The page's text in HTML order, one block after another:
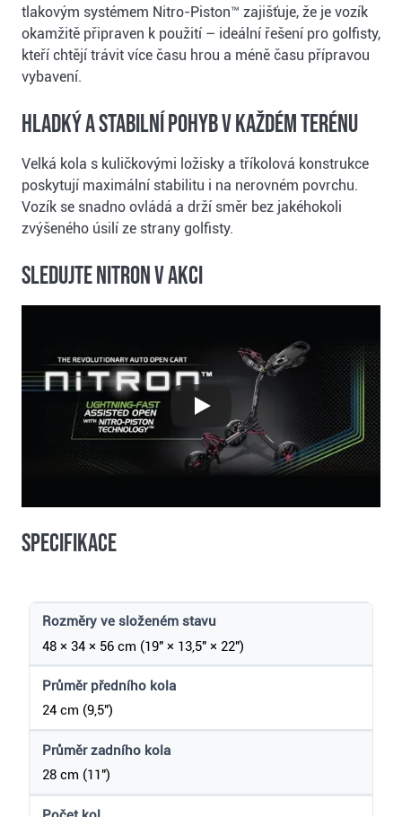
tlakovým systémem Nitro-Piston™ zajišťuje, že je vozík
okamžitě připraven k použití – ideální řešení pro golfisty,
kteří chtějí trávit více času hrou a méně času přípravou
vybavení.
Hladký a stabilní pohyb v každém terénu
Velká kola s kuličkovými ložisky a tříkolová konstrukce
poskytují maximální stabilitu i na nerovném povrchu.
Vozík se snadno ovládá a drží směr bez jakéhokoli
zvýšeného úsilí ze strany golfisty.
Sledujte Nitron v akci
Specifikace
Rozměry ve složeném stavu
48 × 34 × 56 cm (19" × 13,5" × 22")
Průměr předního kola
24 cm (9,5")
Průměr zadního kola
28 cm (11")